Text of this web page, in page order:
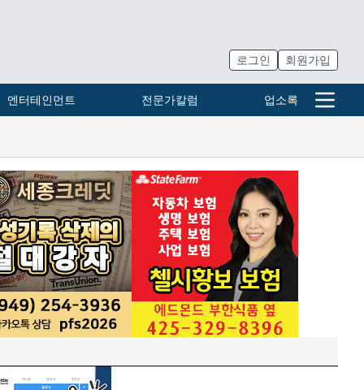
로그인 회원가입
엔터테인먼트 전문가칼럼 업소록